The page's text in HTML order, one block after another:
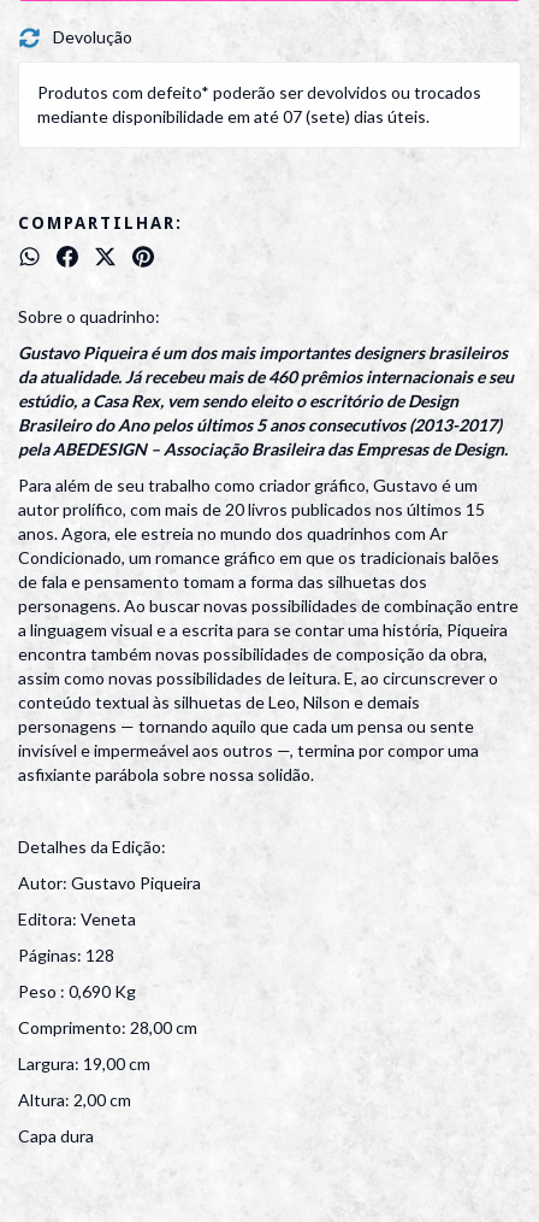
Devolução
Produtos com defeito* poderão ser devolvidos ou trocados
mediante disponibilidade em até 07 (sete) dias úteis.
COMPARTILHAR:
Sobre o quadrinho:
Gustavo Piqueira é um dos mais importantes designers brasileiros
da atualidade. Já recebeu mais de 460 prêmios internacionais e seu
estúdio, a Casa Rex, vem sendo eleito o escritório de Design
Brasileiro do Ano pelos últimos 5 anos consecutivos (2013-2017)
pela ABEDESIGN – Associação Brasileira das Empresas de Design.
Para além de seu trabalho como criador gráfico, Gustavo é um
autor prolífico, com mais de 20 livros publicados nos últimos 15
anos. Agora, ele estreia no mundo dos quadrinhos com Ar
Condicionado, um romance gráfico em que os tradicionais balões
de fala e pensamento tomam a forma das silhuetas dos
personagens. Ao buscar novas possibilidades de combinação entre
a linguagem visual e a escrita para se contar uma história, Piqueira
encontra também novas possibilidades de composição da obra,
assim como novas possibilidades de leitura. E, ao circunscrever o
conteúdo textual às silhuetas de Leo, Nilson e demais
personagens — tornando aquilo que cada um pensa ou sente
invisível e impermeável aos outros —, termina por compor uma
asfixiante parábola sobre nossa solidão.
Detalhes da Edição:
Autor: Gustavo Piqueira
Editora: Veneta
Páginas: 128
Peso : 0,690 Kg
Comprimento: 28,00 cm
Largura: 19,00 cm
Altura: 2,00 cm
Capa dura